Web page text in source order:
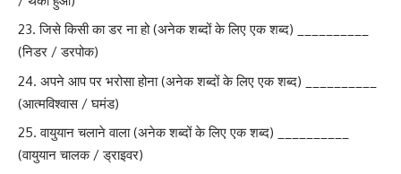
जिसे किसी का डर ना हो (अनेक शब्दों के लिए एक शब्द) __________
(निडर / डरपोक)
अपने आप पर भरोसा होना (अनेक शब्दों के लिए एक शब्द) __________
(आत्मविश्वास / घमंड)
वायुयान चलाने वाला (अनेक शब्दों के लिए एक शब्द) __________
(वायुयान चालक / ड्राइवर)